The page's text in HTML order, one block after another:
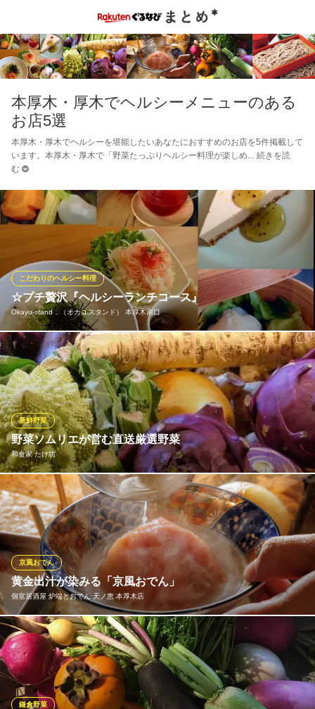
本厚木・厚木でヘルシーメニューのある
お店5選
本厚木・厚木でヘルシーを堪能したいあなたにおすすめのお店を5件掲載して
います。本厚木・厚木で「野菜たっぷりヘルシー料理が楽しめ
続きを読
む
☆プチ贅沢『ヘルシーランチコース』
Okayu‐stand．（オカユスタンド） 本厚木南口
こだわりのヘルシー料理
「選べるお粥」＋「煮物」＋「サラダ」＋「薬味」ランチセット
の４点に＋「小龍包＆エビ豆腐シュウマイ」＋「旬の野菜蒸し」
＋「レアチーズ風豆腐ケーキ」＋「ドリンク」の８点で￥１４８
０♪のお得なランチコースはいかがでしょ？ ※ドリンクをお茶系に
すれば全部で約４９５～６００kcalとってもヘルシーです(・ω・)
ノ
※こちらは昼のみのこだわりです。
Okayu‐stand．（オカユスタンド） 本厚木南口
本厚木駅近☆カフェ宴会
小田急小田原線本厚木駅 徒歩2分
神奈川県厚木市旭町1-24-15
野菜ソムリエが営む直送厳選野菜
和食家 たけ坊
新鮮野菜
鎌倉野菜と同クオリティの品質や珍しさに、お手頃さが魅力の
【秦野野菜】野菜ソムリエの伊藤さんが営む畑から、ソムリエ自
らが厳選し、お店まで届けてくれます。フレッシュでみずみずし
い野菜はどれも珍しいものばかりで、店主がぴったりの料理でお
届けいたします！お好みなどお気軽にご相談下さい。
和食家 たけ坊
本厚木の和食居酒屋
小田急小田原線本厚木駅 徒歩7分
神奈川県厚木市栄町1-8-20
黄金出汁が染みる「京風おでん」
個室居酒屋 炉端とおでん 天ノ恵 本厚木店
京風おでん
丁寧に引いた透き通る「黄金出汁」が味の決め手。京風ならでは
のあっさりとした中にも、素材の旨味が溶け出した奥深い味わい
が広がります。定番の大根から、変わり種まで多彩にご用意。出
汁の優しさが心と体に染み渡る、自慢の逸品を日本酒と共にご堪
能ください。
鎌倉野菜